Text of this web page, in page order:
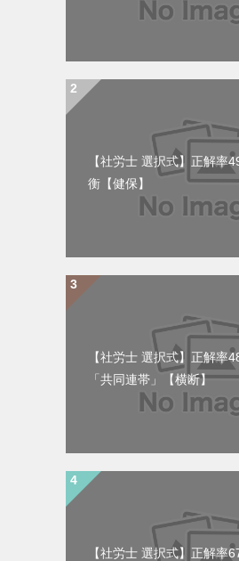
【社労士 選択式】正解率
衡【健保】
【社労士 選択式】正解率
「共同連帯」【横断】
【社労士 選択式】正解率